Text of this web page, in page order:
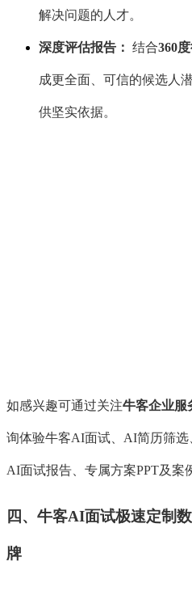
解决问题的人才。
深度评估报告： 结合360
成更全面、可信的候选人
供坚实依据。
如感兴趣可通过关注牛客企业服
询体验牛客AI面试、AI简历筛选
AI面试报告、专属方案PPT及案
四、牛客AI面试极速定制
牌